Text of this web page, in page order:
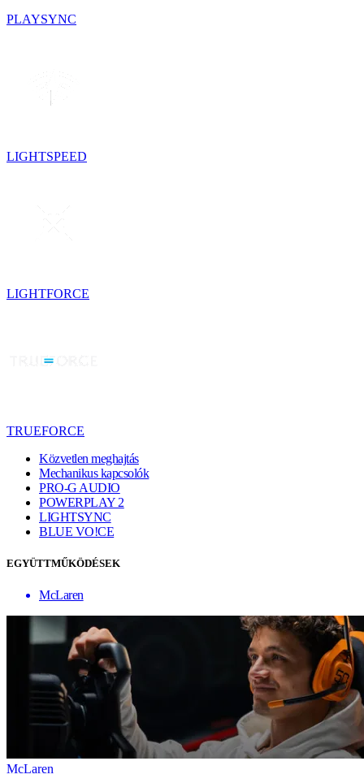
PLAYSYNC
LIGHTSPEED
LIGHTFORCE
TRUEFORCE
Közvetlen meghajtás
Mechanikus kapcsolók
PRO-G AUDIO
POWERPLAY 2
LIGHTSYNC
BLUE VO!CE
EGYÜTTMŰKÖDÉSEK
McLaren
McLaren